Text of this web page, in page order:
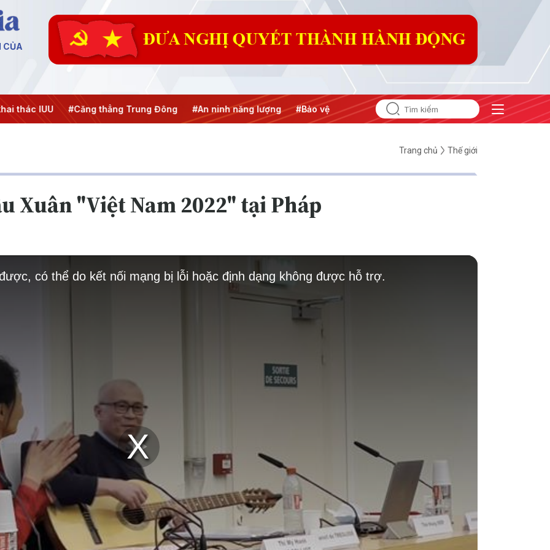
CỦA
thác IUU #Căng thẳng Trung Đông #An ninh năng lượng #Bảo vệ nền tảng tư tưởng của Đảng
Trang chủ Thế giới
Xuân "Việt Nam 2022" tại Pháp
Play
Video
có thể do kết nối mạng bị lỗi hoặc định dạng không được hỗ trợ.